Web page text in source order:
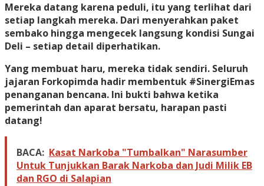
Mereka datang karena peduli, itu yang terlihat dari
setiap langkah mereka. Dari menyerahkan paket
sembako hingga mengecek langsung kondisi Sungai
Deli – setiap detail diperhatikan.
Yang membuat haru, mereka tidak sendiri. Seluruh
jajaran Forkopimda hadir membentuk #SinergiEmas
penanganan bencana. Ini bukti bahwa ketika
pemerintah dan aparat bersatu, harapan pasti
datang!
BACA: Kasat Narkoba "Tumbalkan" Narasumber
Untuk Tunjukkan Barak Narkoba dan Judi Milik EB
dan RGO di Salapian